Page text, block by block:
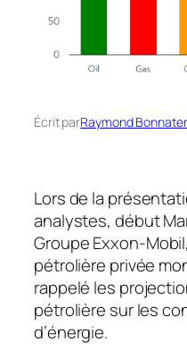
Écrit parRaymond
Lors de la
analystes, début
Groupe Exxon-
pétrolière privée
rappelé les
pétrolière sur les
d’énergie.